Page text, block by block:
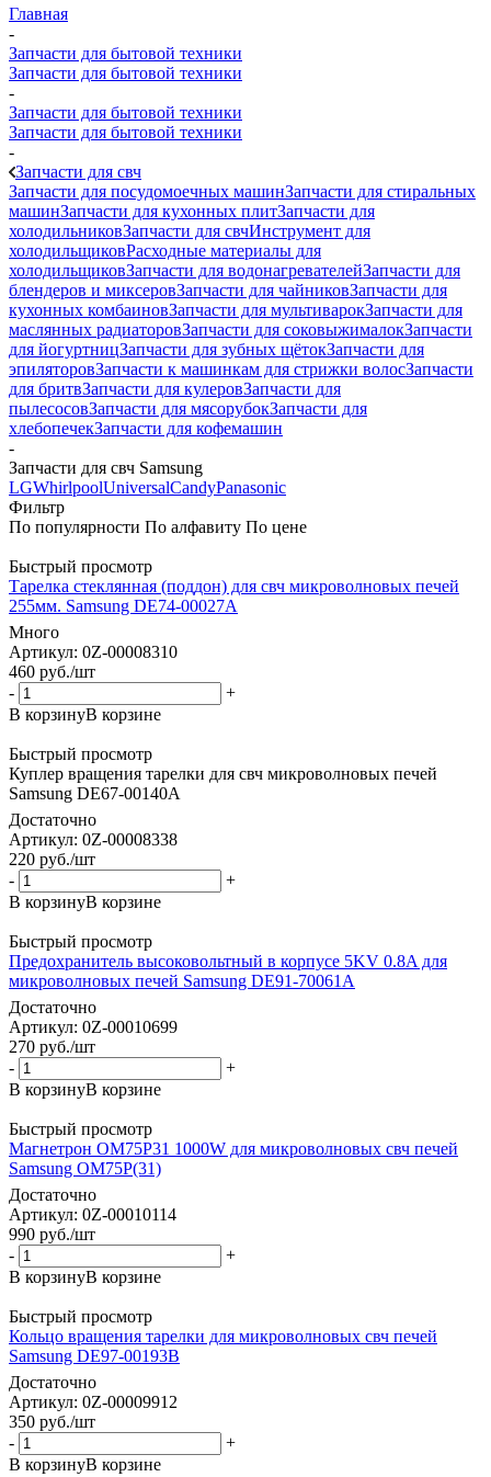
Главная
-
Запчасти для бытовой техники
Запчасти для бытовой техники
-
Запчасти для бытовой техники
Запчасти для бытовой техники
-
Запчасти для свч
Запчасти для посудомоечных машинЗапчасти для стиральных
машинЗапчасти для кухонных плитЗапчасти для
холодильниковЗапчасти для свчИнструмент для
холодильщиковРасходные материалы для
холодильщиковЗапчасти для водонагревателейЗапчасти для
блендеров и миксеровЗапчасти для чайниковЗапчасти для
кухонных комбаиновЗапчасти для мультиварокЗапчасти для
маслянных радиаторовЗапчасти для соковыжималокЗапчасти
для йогуртницЗапчасти для зубных щётокЗапчасти для
эпиляторовЗапчасти к машинкам для стрижки волосЗапчасти
для бритвЗапчасти для кулеровЗапчасти для
пылесосовЗапчасти для мясорубокЗапчасти для
хлебопечекЗапчасти для кофемашин
-
Запчасти для свч Samsung
LGWhirlpoolUniversalCandyPanasonic
Фильтр
По популярности По алфавиту По цене
Быстрый просмотр
Тарелка стеклянная (поддон) для свч микроволновых печей
255мм. Samsung DE74-00027A
Много
Артикул: 0Z-00008310
460 руб./шт
-
+
В корзинуВ корзине
Быстрый просмотр
Куплер вращения тарелки для свч микроволновых печей
Samsung DE67-00140A
Достаточно
Артикул: 0Z-00008338
220 руб./шт
-
+
В корзинуВ корзине
Быстрый просмотр
Предохранитель высоковольтный в корпусе 5KV 0.8A для
микроволновых печей Samsung DE91-70061A
Достаточно
Артикул: 0Z-00010699
270 руб./шт
-
+
В корзинуВ корзине
Быстрый просмотр
Магнетрон OM75P31 1000W для микроволновых свч печей
Samsung OM75P(31)
Достаточно
Артикул: 0Z-00010114
990 руб./шт
-
+
В корзинуВ корзине
Быстрый просмотр
Кольцо вращения тарелки для микроволновых свч печей
Samsung DE97-00193B
Достаточно
Артикул: 0Z-00009912
350 руб./шт
-
+
В корзинуВ корзине